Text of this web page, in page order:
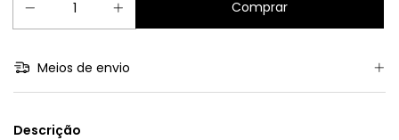
Meios de envio
Descrição